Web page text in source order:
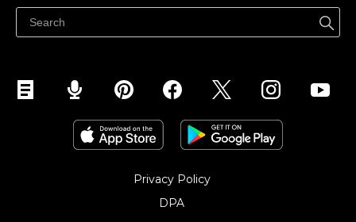
Predávajte na Facebook
Predávať na Instagram
Privacy Policy
DPA